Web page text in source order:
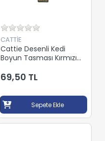
CATTİE
Cattie Desenli Kedi
Boyun Tasması Kırmızı
69,50 TL
Sepete Ekle